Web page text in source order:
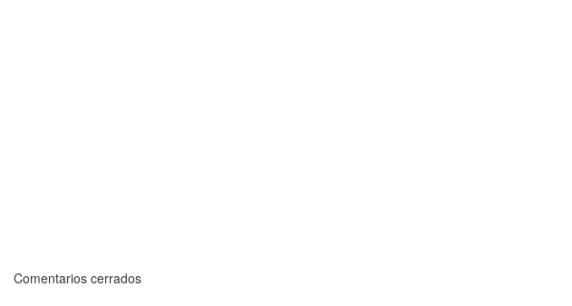
Comentarios cerrados